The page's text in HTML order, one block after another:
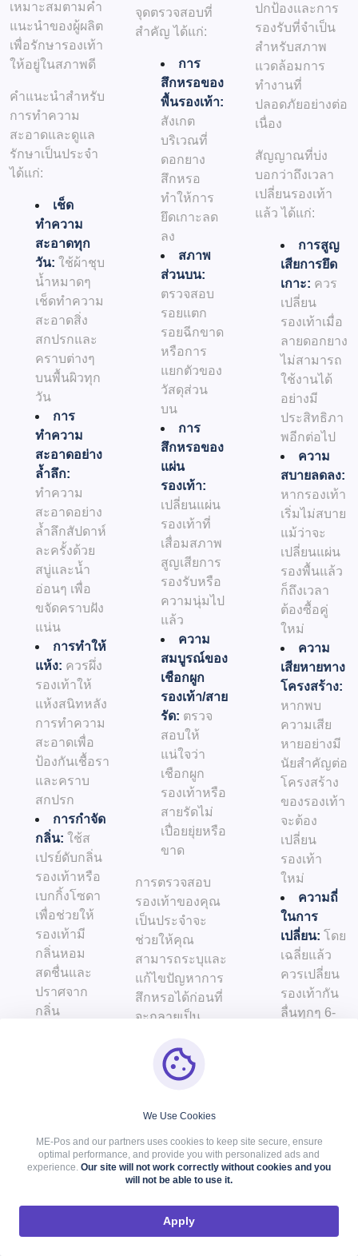
เหมาะสมตามคำ
แนะนำของผู้ผลิต
เพื่อรักษารองเท้า
ให้อยู่ในสภาพดี
คำแนะนำสำหรับ
การทำความ
สะอาดและดูแล
รักษาเป็นประจำ
ได้แก่:
เช็ด
ทำความ
สะอาดทุก
วัน: ใช้ผ้าชุบ
น้ำหมาดๆ
เช็ดทำความ
สะอาดสิ่ง
สกปรกและ
คราบต่างๆ
บนพื้นผิวทุก
วัน
การ
ทำความ
สะอาดอย่าง
ล้ำลึก:
ทำความ
สะอาดอย่าง
ล้ำลึกสัปดาห์
ละครั้งด้วย
สบู่และน้ำ
อ่อนๆ เพื่อ
ขจัดคราบฝัง
แน่น
การทำให้
แห้ง: ควรผึ่ง
รองเท้าให้
แห้งสนิทหลัง
การทำความ
สะอาดเพื่อ
ป้องกันเชื้อรา
และคราบ
สกปรก
การกำจัด
กลิ่น: ใช้ส
เปรย์ดับกลิ่น
รองเท้าหรือ
เบกกิ้งโซดา
เพื่อช่วยให้
รองเท้ามี
กลิ่นหอม
สดชื่นและ
ปราศจาก
กลิ่น
และประสิทธิภาพ
การใช้งานของ
จุดตรวจสอบที่
สำคัญ ได้แก่:
การ
สึกหรอของ
พื้นรองเท้า:
สังเกต
บริเวณที่
ดอกยาง
สึกหรอ
ทำให้การ
ยึดเกาะลด
ลง
สภาพ
ส่วนบน:
ตรวจสอบ
รอยแตก
รอยฉีกขาด
หรือการ
แยกตัวของ
วัสดุส่วน
บน
การ
สึกหรอของ
แผ่น
รองเท้า:
เปลี่ยนแผ่น
รองเท้าที่
เสื่อมสภาพ
สูญเสียการ
รองรับหรือ
ความนุ่มไป
แล้ว
ความ
สมบูรณ์ของ
เชือกผูก
รองเท้า/สาย
รัด: ตรวจ
สอบให้
แน่ใจว่า
เชือกผูก
รองเท้าหรือ
สายรัดไม่
เปื่อยยุ่ยหรือ
ขาด
การตรวจสอบ
รองเท้าของคุณ
เป็นประจำจะ
ช่วยให้คุณ
สามารถระบุและ
แก้ไขปัญหาการ
สึกหรอได้ก่อนที่
จะกลายเป็น
ปลอดภัย
ปกป้องและการ
รองรับที่จำเป็น
สำหรับสภาพ
แวดล้อมการ
ทำงานที่
ปลอดภัยอย่างต่อ
เนื่อง
สัญญาณที่บ่ง
บอกว่าถึงเวลา
เปลี่ยนรองเท้า
แล้ว ได้แก่:
การสูญ
เสียการยึด
เกาะ: ควร
เปลี่ยน
รองเท้าเมื่อ
ลายดอกยาง
ไม่สามารถ
ใช้งานได้
อย่างมี
ประสิทธิภา
พอีกต่อไป
ความ
สบายลดลง:
หากรองเท้า
เริ่มไม่สบาย
แม้ว่าจะ
เปลี่ยนแผ่น
รองพื้นแล้ว
ก็ถึงเวลา
ต้องซื้อคู่
ใหม่
ความ
เสียหายทาง
โครงสร้าง:
หากพบ
ความเสีย
หายอย่างมี
นัยสำคัญต่อ
โครงสร้าง
ของรองเท้า
จะต้อง
เปลี่ยน
รองเท้า
ใหม่
ความถี่
ในการ
เปลี่ยน: โดย
เฉลี่ยแล้ว
ควรเปลี่ยน
รองเท้ากัน
ลื่นทุกๆ 6-
จำเป็น จะช่วยให้
คุณมั่นใจได้ถึง
เนื่อง
We Use Cookies
ME-Pos and our partners uses cookies to keep site secure, ensure
optimal performance, and provide you with personalized ads and
experience. Our site will not work correctly without cookies and you
will not be able to use it.
Apply